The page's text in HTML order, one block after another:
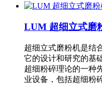
LUM 超细立式磨
超细立式磨粉机是结
它的设计和研究的基
超细粉碎理论的一种
业设备，包括超细粉